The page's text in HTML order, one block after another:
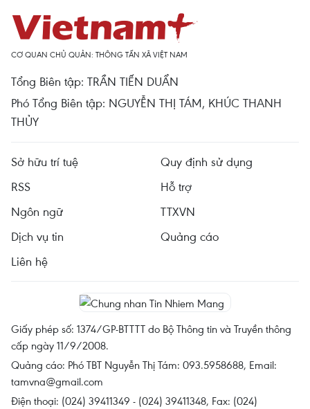
CƠ QUAN CHỦ QUẢN: THÔNG TẤN XÃ VIỆT NAM
Tổng Biên tập: TRẦN TIẾN DUẨN
Phó Tổng Biên tập: NGUYỄN THỊ TÁM, KHÚC THANH
THỦY
Sở hữu trí tuệ
Quy định sử dụng
RSS
Hỗ trợ
Ngôn ngữ
TTXVN
Dịch vụ tin
Quảng cáo
Liên hệ
Giấy phép số: 1374/GP-BTTTT do Bộ Thông tin và Truyền thông
cấp ngày 11/9/2008.
Quảng cáo: Phó TBT Nguyễn Thị Tám: 093.5958688, Email:
tamvna@gmail.com
Điện thoại: (024) 39411349 - (024) 39411348, Fax: (024)